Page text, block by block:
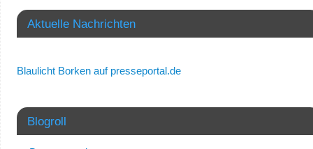
Aktuelle Nachrichten
Blaulicht Borken auf presseportal.de
Blogroll